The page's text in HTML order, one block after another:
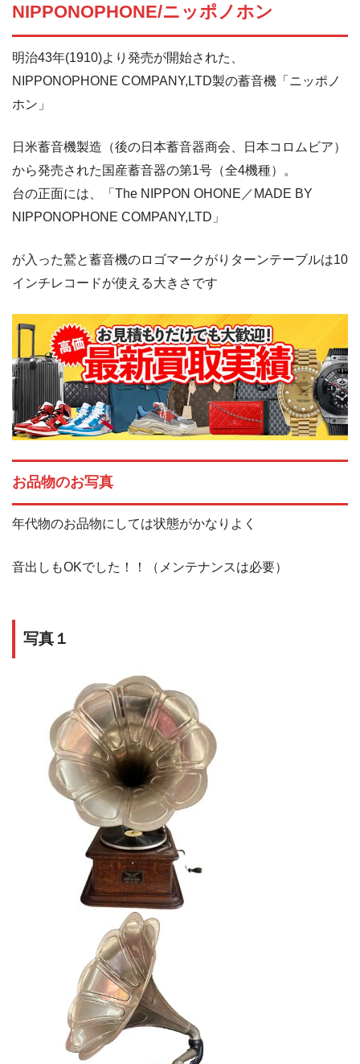
NIPPONOPHONE/ニッポノホン
明治43年(1910)より発売が開始された、
NIPPONOPHONE COMPANY,LTD製の蓄音機「ニッポノ
ホン」
日米蓄音機製造（後の日本蓄音器商会、日本コロムビア）
から発売された国産蓄音器の第1号（全4機種）。
台の正面には、「The NIPPON OHONE／MADE BY
NIPPONOPHONE COMPANY,LTD」
が入った鷲と蓄音機のロゴマークがりターンテーブルは10
インチレコードが使える大きさです
お品物のお写真
年代物のお品物にしては状態がかなりよく
音出しもOKでした！！（メンテナンスは必要）
写真１